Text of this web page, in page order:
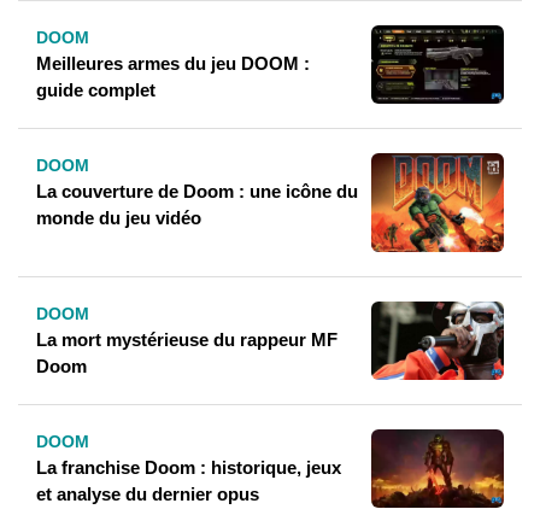
DOOM
Meilleures armes du jeu DOOM :
guide complet
DOOM
La couverture de Doom : une icône du
monde du jeu vidéo
DOOM
La mort mystérieuse du rappeur MF
Doom
DOOM
La franchise Doom : historique, jeux
et analyse du dernier opus